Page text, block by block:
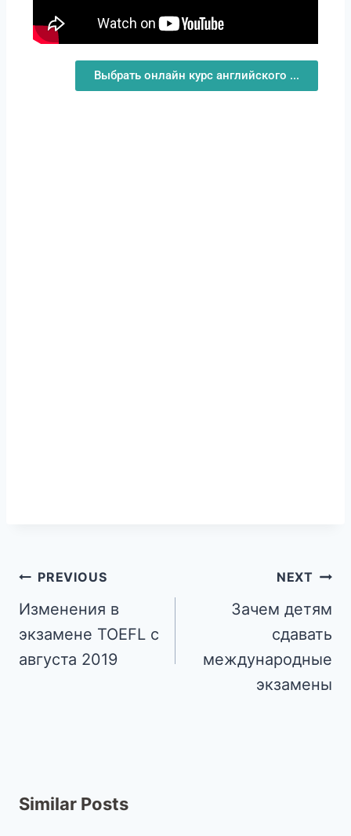
Выбрать онлайн курс английского ...
PREVIOUS
Изменения в
экзамене TOEFL c
августа 2019
NEXT
Зачем детям
сдавать
международные
экзамены
Similar Posts